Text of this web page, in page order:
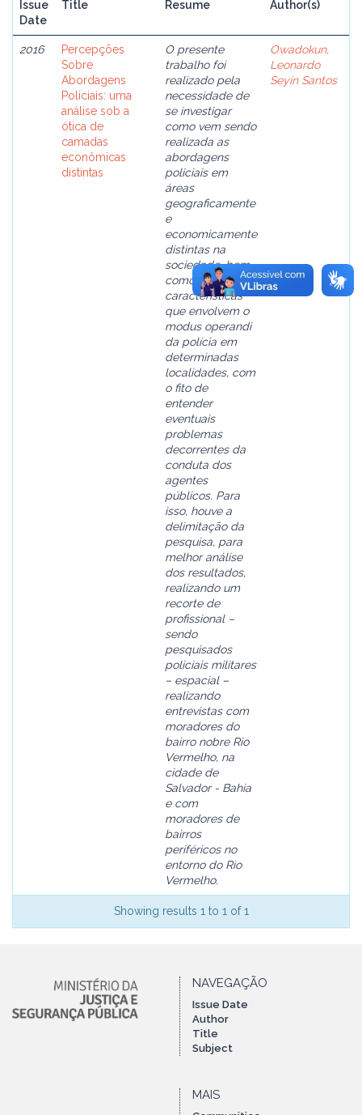
Issue
Date
Title Resume Author(s)
2016
Percepções
Sobre
Abordagens
Policiais: uma
análise sob a
ótica de
camadas
econômicas
distintas
O presente
trabalho foi
realizado pela
necessidade de
se investigar
como vem sendo
realizada as
abordagens
policiais em
áreas
geograficamente
e
economicamente
distintas na
sociedade, bem
como as
características
que envolvem o
modus operandi
da polícia em
determinadas
localidades, com
o fito de
entender
eventuais
problemas
decorrentes da
conduta dos
agentes
públicos. Para
isso, houve a
delimitação da
pesquisa, para
melhor análise
dos resultados,
realizando um
recorte de
profissional –
sendo
pesquisados
policiais militares
– espacial –
realizando
entrevistas com
moradores do
bairro nobre Rio
Vermelho, na
cidade de
Salvador - Bahia
e com
moradores de
bairros
periféricos no
entorno do Rio
Vermelho.
Owadokun,
Leonardo
Seyin Santos
Showing results 1 to 1 of 1
NAVEGAÇÃO
Issue Date
Author
Title
Subject
MAIS